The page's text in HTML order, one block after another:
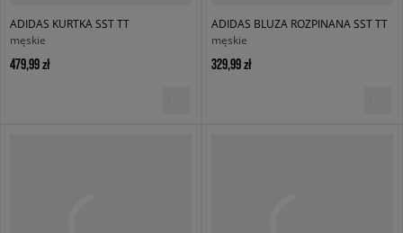
ADIDAS KURTKA SST TT
męskie
479,99 zł
ADIDAS BLUZA ROZPINANA SST TT
męskie
329,99 zł